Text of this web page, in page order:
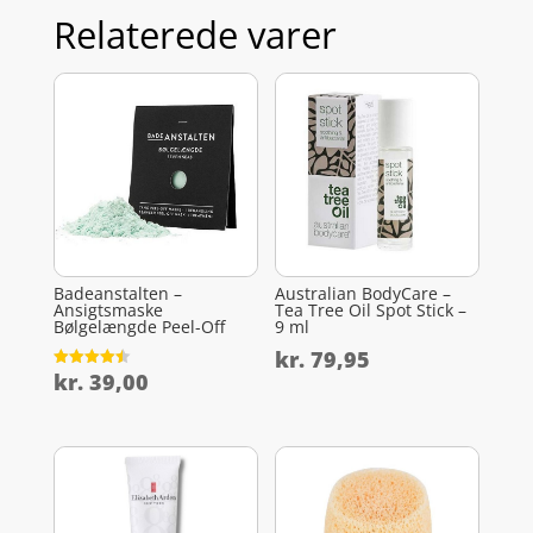
Relaterede varer
Badeanstalten –
Ansigtsmaske
Bølgelængde Peel-Off
Vurderet
4.5
kr.39,00
Australian BodyCare –
Tea Tree Oil Spot Stick –
9 ml
kr. 79,95